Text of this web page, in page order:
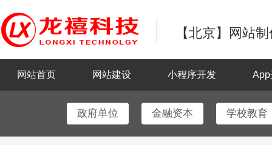
【北京】网站
网站首页 网站建设 小程序开发 App
政府单位 金融资本 学校教育